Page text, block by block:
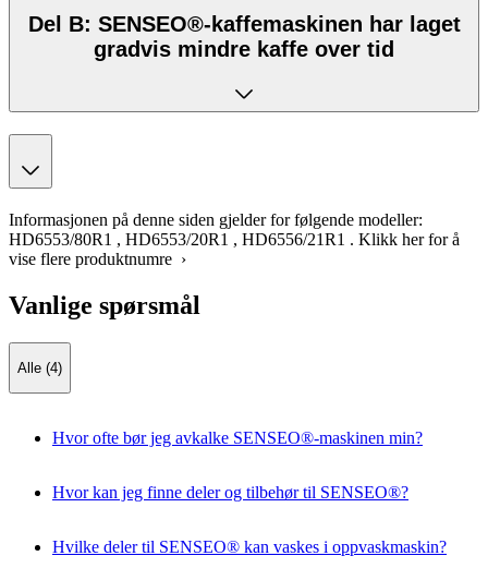
Del B: SENSEO®-kaffemaskinen har laget
gradvis mindre kaffe over tid
Informasjonen på denne siden gjelder for følgende modeller:
HD6553/80R1 , HD6553/20R1 , HD6556/21R1 . Klikk her for å
vise flere produktnumre ›
Vanlige spørsmål
Alle (4)
Hvor ofte bør jeg avkalke SENSEO®-maskinen min?
Hvor kan jeg finne deler og tilbehør til SENSEO®?
Hvilke deler til SENSEO® kan vaskes i oppvaskmaskin?